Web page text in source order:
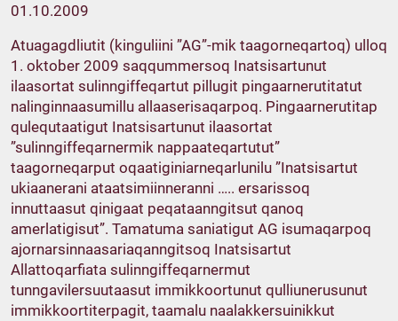
01.10.2009
Atuagagdliutit (kinguliini ”AG”-mik taagorneqartoq) ulloq
1. oktober 2009 saqqummersoq Inatsisartunut
ilaasortat sulinngiffeqartut pillugit pingaarnerutitatut
nalinginnaasumillu allaaserisaqarpoq. Pingaarnerutitap
qulequtaatigut Inatsisartunut ilaasortat
”sulinngiffeqarnermik nappaateqartutut”
taagorneqarput oqaatiginiarneqarlunilu ”Inatsisartut
ukiaanerani ataatsimiinneranni ….. ersarissoq
innuttaasut qinigaat peqataanngitsut qanoq
amerlatigisut”. Tamatuma saniatigut AG isumaqarpoq
ajornarsinnaasariaqanngitsoq Inatsisartut
Allattoqarfiata sulinngiffeqarnermut
tunngavilersuutaasut immikkoortunut qulliunerusunut
immikkoortiterpagit, taamalu naalakkersuinikkut